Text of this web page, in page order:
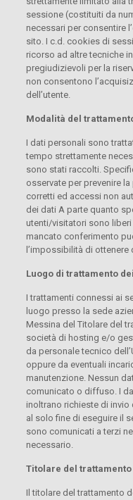
sessione (costituiti da
necessari per consentire
sito. I c.d. cookies di
ricorso ad altre tecniche
pregiudizievoli per la
non consentono
dell’utente.
Modalità del
I dati personali sono
tempo strettamente
sono stati raccolti.
osservate per prevenire
corretti ed accessi non
dei dati A parte quanto
utenti/visitatori sono
mancato conferimento
l’impossibilità di
Luogo di trattamento
I trattamenti connessi ai
luogo presso la sede
Messina del Titolare del
società di hosting e/o
da personale tecnico
oppure da eventuali
manutenzione. Nessun
comunicato o diffuso. I
inoltrano richieste di
al solo fine di eseguire il
sono comunicati a terzi
necessario.
Titolare del trattamento
Il titolare del trattamento